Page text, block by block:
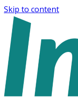
Skip to content